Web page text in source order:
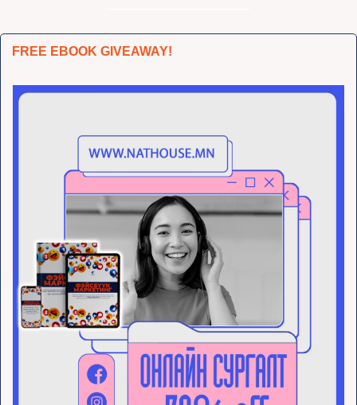
FREE EBOOK GIVEAWAY!